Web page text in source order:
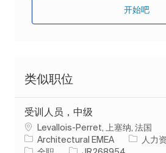
开始吧
类似职位
受训人员，中级
位置Levallois-Perret, 上塞纳, 法国
Architectural EMEA
类别人力